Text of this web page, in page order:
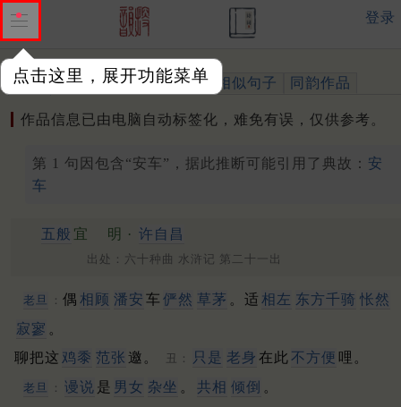
点击这里，展开功能菜单
登录
作品 标注四声 出处、引用 相似句子 同韵作品
作品信息已由电脑自动标签化，难免有误，仅供参考。
第 1 句因包含“安车”，据此推断可能引用了典故： 安
车
五般 宜 明 · 许自昌
出处：六十种曲 水浒记 第二十一出
老旦 ： 偶 相顾 潘安 车 俨然 草茅 。适 相左 东方千骑 怅然
寂寥 。
聊把这 鸡黍 范张 邀。 丑： 只是 老身 在此 不方便 哩。
老旦 ： 谩说 是 男女 杂坐 。 共相 倾倒 。